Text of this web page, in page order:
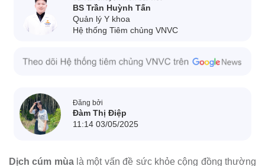
BS Trần Huỳnh Tấn
Quản lý Y khoa
Hệ thống Tiêm chủng VNVC
Đăng bởi
Đàm Thị Điệp
11:14 03/05/2025
Dịch cúm mùalà một vấn đề sức khỏe cộng đồng thường